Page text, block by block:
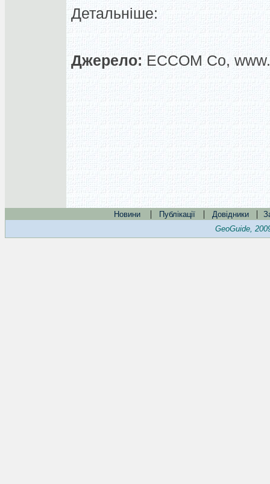
Детальніше:
Джерело: ECCOM Co,
Новини | Публікації | Довідники |
GeoGuide,